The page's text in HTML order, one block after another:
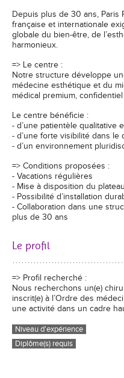
Depuis plus de 30 ans,
française et internationale
globale du bien-être, de
harmonieux.
=> Le centre :
Notre structure développe
médecine esthétique et du
médical premium,
Le centre bénéficie :
- d’une patientèle qualitative
- d’une forte visibilité dans le
- d’un environnement
=> Conditions proposées :
- Vacations régulières
- Mise à disposition du
- Possibilité d’installation
- Collaboration dans une
plus de 30 ans
Le profil
=> Profil recherché :
Nous recherchons un(e)
inscrit(e) à l’Ordre des
une activité dans un cadre
Niveau d'expérience
Diplôme(s) requis